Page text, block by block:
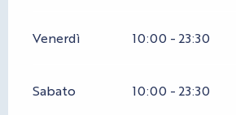
Venerdì 10:00 - 23:30
Sabato 10:00 - 23:30